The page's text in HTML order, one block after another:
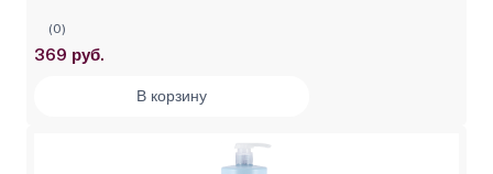
(0)
369 руб.
В корзину